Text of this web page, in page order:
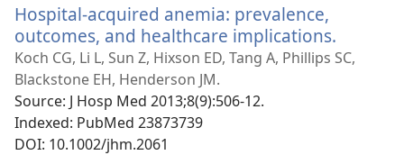
вікні)
Hospital-acquired anemia: prevalence,
outcomes, and healthcare implications.
у
Koch CG, Li L, Sun Z, Hixson ED, Tang A, Phillips SC,
Blackstone EH, Henderson JM.
Source‎: J Hosp Med 2013;8(9):506-12.
Indexed‎: PubMed 23873739
DOI‎: 10.1002/jhm.2061